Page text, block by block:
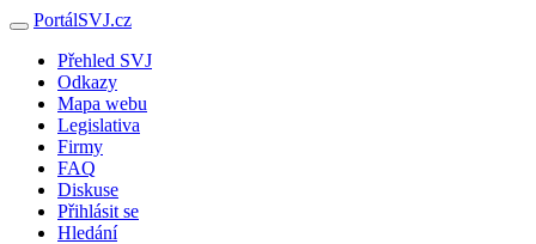
PortálSVJ.cz
Přehled SVJ
Odkazy
Mapa webu
Legislativa
Firmy
FAQ
Diskuse
Přihlásit se
Hledání